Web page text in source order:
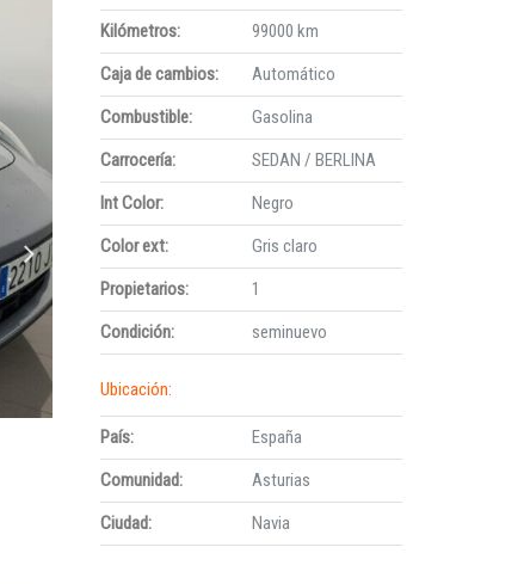
Kilómetros:
99000 km
Caja de cambios:
Automático
Combustible:
Gasolina
Carrocería:
SEDAN / BERLINA
Int Color:
Negro
Color ext:
Gris claro
Propietarios:
1
Condición:
seminuevo
Ubicación:
País:
España
Comunidad:
Asturias
Ciudad:
Navia